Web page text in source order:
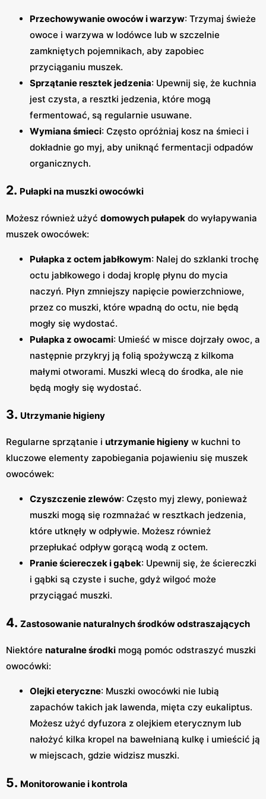
Przechowywanie owoców i warzyw: Trzymaj świeże
owoce i warzywa w lodówce lub w szczelnie
zamkniętych pojemnikach, aby zapobiec
przyciąganiu muszek.
Sprzątanie resztek jedzenia: Upewnij się, że kuchnia
jest czysta, a resztki jedzenia, które mogą
fermentować, są regularnie usuwane.
Wymiana śmieci: Często opróżniaj kosz na śmieci i
dokładnie go myj, aby uniknąć fermentacji odpadów
organicznych.
2. Pułapki na muszki owocówki
Możesz również użyć domowych pułapek do wyłapywania
muszek owocówek:
Pułapka z octem jabłkowym: Nalej do szklanki trochę
octu jabłkowego i dodaj kroplę płynu do mycia
naczyń. Płyn zmniejszy napięcie powierzchniowe,
przez co muszki, które wpadną do octu, nie będą
mogły się wydostać.
Pułapka z owocami: Umieść w misce dojrzały owoc, a
następnie przykryj ją folią spożywczą z kilkoma
małymi otworami. Muszki wlecą do środka, ale nie
będą mogły się wydostać.
3. Utrzymanie higieny
Regularne sprzątanie i utrzymanie higieny w kuchni to
kluczowe elementy zapobiegania pojawieniu się muszek
owocówek:
Czyszczenie zlewów: Często myj zlewy, ponieważ
muszki mogą się rozmnażać w resztkach jedzenia,
które utknęły w odpływie. Możesz również
przepłukać odpływ gorącą wodą z octem.
Pranie ściereczek i gąbek: Upewnij się, że ściereczki
i gąbki są czyste i suche, gdyż wilgoć może
przyciągać muszki.
4. Zastosowanie naturalnych środków odstraszających
Niektóre naturalne środki mogą pomóc odstraszyć muszki
owocówki:
Olejki eteryczne: Muszki owocówki nie lubią
zapachów takich jak lawenda, mięta czy eukaliptus.
Możesz użyć dyfuzora z olejkiem eterycznym lub
nałożyć kilka kropel na bawełnianą kulkę i umieścić ją
w miejscach, gdzie widzisz muszki.
5. Monitorowanie i kontrola